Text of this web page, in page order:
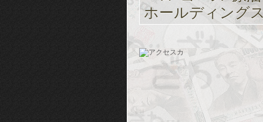
ホールディング